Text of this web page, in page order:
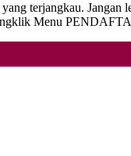
terjangkau.
Menu